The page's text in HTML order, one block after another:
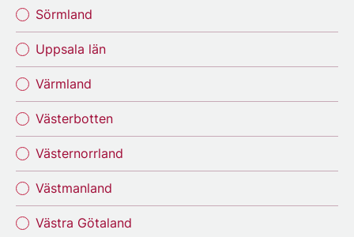
Sörmland
Uppsala län
Värmland
Västerbotten
Västernorrland
Västmanland
Västra Götaland